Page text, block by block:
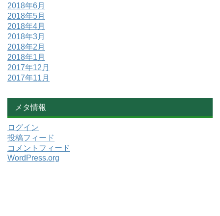
2018年6月
2018年5月
2018年4月
2018年3月
2018年2月
2018年1月
2017年12月
2017年11月
メタ情報
ログイン
投稿フィード
コメントフィード
WordPress.org